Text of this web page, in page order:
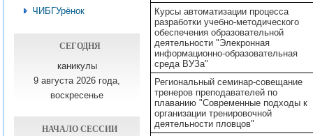
ЧИБГУрёнок
СЕГОДНЯ
каникулы
9 августа 2026 года,
воскресенье
НАЧАЛО СЕССИИ
Курсы автоматизации процесса
разработки учебно-методического
обеспечения образовательной
деятельности "Элекронная
информационно-образовательная
среда ВУЗа"
Региональный семинар-совещание
тренеров преподавателей по
плаванию "Современные подходы к
организации тренировочной
деятельности пловцов"